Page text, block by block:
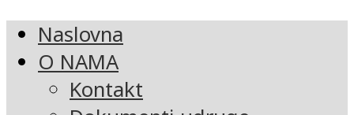
Naslovna
O NAMA
Kontakt